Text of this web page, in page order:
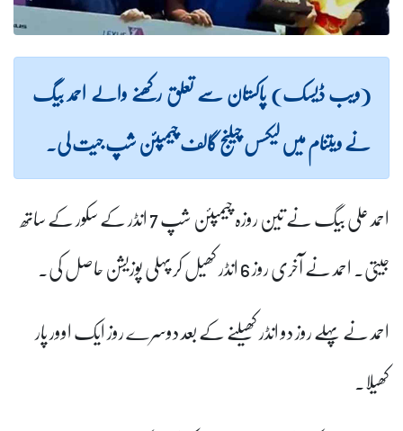
(ویب ڈیسک) پاکستان سے تعلق رکھنے والے احمد بیگ
نے ویتنام میں لیکسس چیلنج گالف چیمپئن شپ جیت لی۔
احمد علی بیگ نے تین روزہ چیمپئن شپ 7 انڈر کے سکور کے ساتھ
جیتی۔ احمد نے آخری روز 6 انڈر کھیل کر پہلی پوزیشن حاصل کی۔
احمد نے پہلے روز دو انڈر کھیلنے کے بعد دوسرے روز ایک اوور پار
کھیلا۔